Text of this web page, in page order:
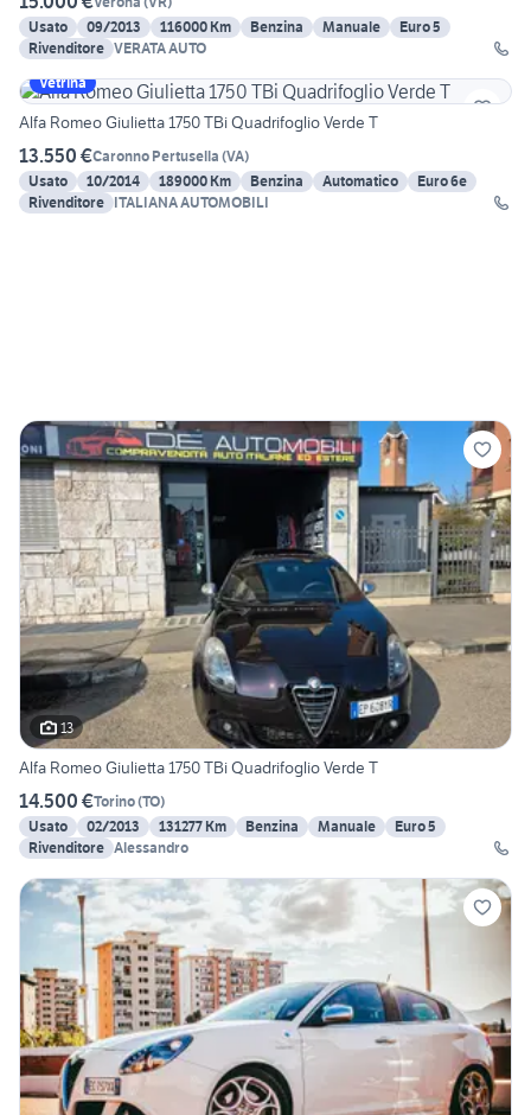
Usato
09/2013 116000 Km Benzina Manuale
Euro 5
Rivenditore VERATA AUTO
Vetrina
Alfa Romeo Giulietta 1750 TBi Quadrifoglio Verde T
13.550 €Caronno Pertusella (VA)
Usato
10/2014 189000 Km Benzina Automatico
Euro 6e
Rivenditore ITALIANA AUTOMOBILI
13
Alfa Romeo Giulietta 1750 TBi Quadrifoglio Verde T
14.500 €Torino(TO)
Usato
02/2013 131277 Km Benzina Manuale
Euro 5
Rivenditore Alessandro